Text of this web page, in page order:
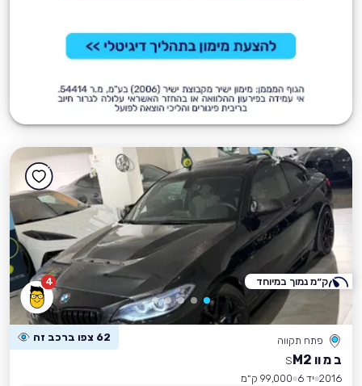
4
פתח תקווה 62 צפו ברכב זה
ב מ וו M2
S
2016 יד 6
99,000 ק״מ
ק״מ נמוך במיוחד